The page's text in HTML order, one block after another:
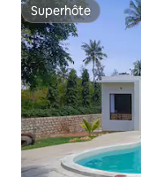
Superhôte
Superhôte